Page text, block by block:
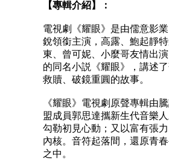
【專輯介紹】：
電視劇《耀眼》是由儒意影
銳領銜主演，高露、鮑起靜
東、曾可妮、小麼哥友情出
的同名小説《耀眼》，講述
救贖、破鏡重圓的故事。
《耀眼》電視劇原聲專輯由
盟成員郭思達攜新生代音樂
勾勒初見心動；又以富有張
內核。音符起落間，還原青
之中。